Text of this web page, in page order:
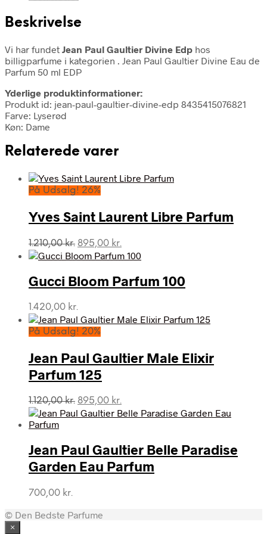
Beskrivelse
Vi har fundet Jean Paul Gaultier Divine Edp hos
billigparfume i kategorien . Jean Paul Gaultier Divine Eau de
Parfum 50 ml EDP
Yderlige produktinformationer:
Produkt id: jean-paul-gaultier-divine-edp 8435415076821
Farve: Lyserød
Køn: Dame
Relaterede varer
På Udsalg! 26%
Yves Saint Laurent Libre Parfum
1.210,00kr. Den
oprindelige
var:
1.210,00 kr..
895,00 kr.
aktuelle
er:
895,00 kr..
Gucci Bloom Parfum 100
1.420,00 kr.
På Udsalg! 20%
Jean Paul Gaultier Male Elixir
Parfum 125
1.120,00kr. Den
oprindelige
1.120,00 kr..
895,00 kr.
aktuelle
895,00 kr..
Jean Paul Gaultier Belle Paradise
Garden Eau Parfum
700,00 kr.
© Den Bedste Parfume
×